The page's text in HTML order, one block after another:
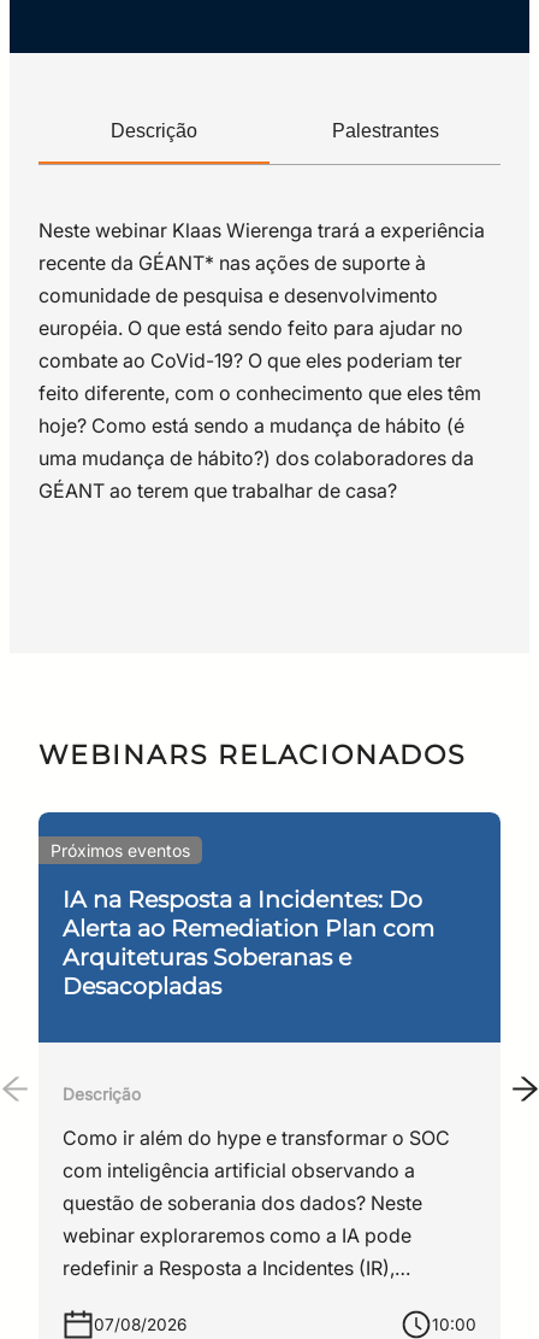
Descrição Palestrantes
Neste webinar Klaas Wierenga trará a experiência
recente da GÉANT* nas ações de suporte à
comunidade de pesquisa e desenvolvimento
européia. O que está sendo feito para ajudar no
combate ao CoVid-19? O que eles poderiam ter
feito diferente, com o conhecimento que eles têm
hoje? Como está sendo a mudança de hábito (é
uma mudança de hábito?) dos colaboradores da
GÉANT ao terem que trabalhar de casa?
redes de pesquisa e educação na
redes, tecnologias e serviços
inovadores para pesquisa e
educação. Klaas tem uma extensa
experiência em gerenciamento de
inovação, com ênfase em
identidade, mobilidade e
atividades de Gestão de
as equipes de T&I, relações com
parceiros e engajamento em
pesquisas. Antes de ingressar na
GÉANT como Diretor de Suporte
Comunitário, Klaas era engenheiro
sênior de consultoria e arquiteto de
WEBINARS RELACIONADOS
Próximos eventos
IA na Resposta a Incidentes: Do
Alerta ao Remediation Plan com
Arquiteturas Soberanas e
Desacopladas
Descrição
Como ir além do hype e transformar o SOC
com inteligência artificial observando a
questão de soberania dos dados? Neste
webinar exploraremos como a IA pode
redefinir a Resposta a Incidentes (IR),
eliminando a fadiga de alertas. Analisaremos
07/08/2026 10:00